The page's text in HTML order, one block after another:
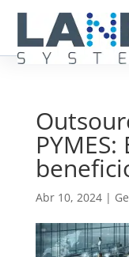
Abr 10, 2024|